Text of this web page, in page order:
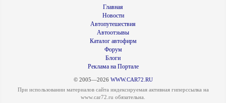
Главная
Новости
Автопутешествия
Автоотзывы
Каталог автофирм
Форум
Блоги
Реклама на Портале
© 2005—2026 WWW.CAR72.RU
При использовании материалов сайта индексируемая активная гиперссылка на
www.car72.ru обязательна.